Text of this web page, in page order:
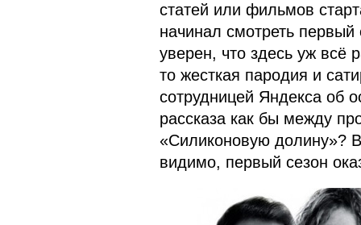
статей или фильмов
начинал смотреть
уверен, что здесь уж всё
то жесткая пародия и
сотрудницей Яндекса об
рассказа как бы между
«Силиконовую долину»?
видимо, первый сезон